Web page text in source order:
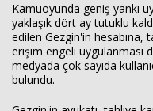
Kamuoyunda geniş yankı
yaklaşık dört ay tutuklu
edilen Gezgin'in hesabına,
erişim engeli uygulanması
medyada çok sayıda
bulundu.